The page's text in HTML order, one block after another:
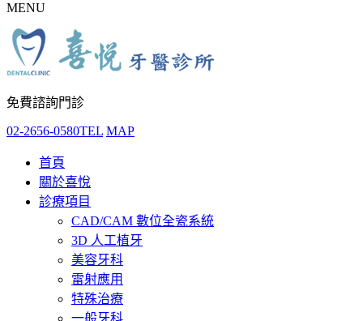
MENU
免費諮詢門診
02-2656-0580TEL MAP
首頁
關於喜悅
診療項目
CAD/CAM 數位全瓷系統
3D 人工植牙
美容牙科
雷射應用
特殊治療
一般牙科